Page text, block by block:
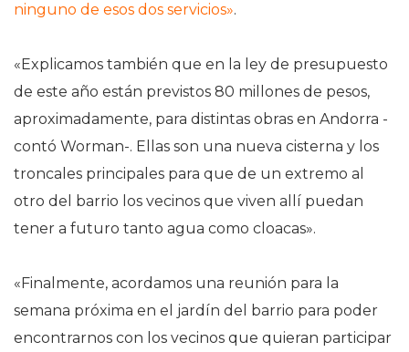
ninguno de esos dos servicios».
«Explicamos también que en la ley de presupuesto
de este año están previstos 80 millones de pesos,
aproximadamente, para distintas obras en Andorra -
contó Worman-. Ellas son una nueva cisterna y los
troncales principales para que de un extremo al
otro del barrio los vecinos que viven allí puedan
tener a futuro tanto agua como cloacas».
«Finalmente, acordamos una reunión para la
semana próxima en el jardín del barrio para poder
encontrarnos con los vecinos que quieran participar